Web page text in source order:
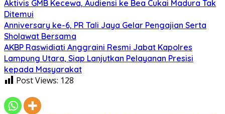
Aktivis GMB Kecewa, Audiensi ke Bea Cukai Madura Tak
Ditemui
Anniversary ke-6, PR Tali Jaya Gelar Pengajian Serta
Sholawat Bersama
AKBP Raswidiati Anggraini Resmi Jabat Kapolres
Lampung Utara, Siap Lanjutkan Pelayanan Presisi
kepada Masyarakat
Post Views: 128